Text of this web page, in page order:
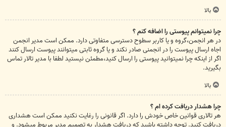
بالا
چرا نمیتوانم پیوستی را اضافه کنم ؟
در هر انجمن،گروه و یا کاربر سطوح دسترسی متفاوتی دارد. ممکن است مدیر انجمن
اجاه ارسال پیوست را در انجمنی صادر نکند و یا گروه ثابتی میتوانند پیوست ارسال کنند
اگر از اینکه چرا نمیتوانید پیوستی را ارسال کنید،مطمئن نیستید لطفا با مدیر تالار تماس
بگیرید.
بالا
چرا هشدار دریافت کرده ام ؟
هر تالاری قوانین خاص خودش را دارد. اگر قانونی را رغایت نکنید ممکن است هشداری
دریافت کنید. توجه داشته باشید که دریافت هشدار به تصمیم مدیر مربوط میشود. و